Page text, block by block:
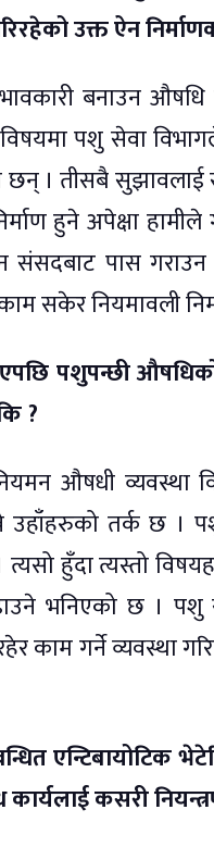
उक्त ऐन
बनाउन औषधि
पशु सेवा
। तीसबै सुझावलाई
हुने अपेक्षा
पास गराउन
सकेर नियमावली
पशुपन्छी
?
औषधी व्यवस्था
उहाँहरुको तर्क छ ।
हुँदा त्यस्तो
भनिएको छ । पशु
रहेर काम गर्ने
एन्टिबायोटिक
कसरी